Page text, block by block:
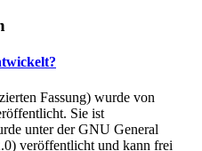
Fassung) wurde von
Sie ist
unter der GNU General
veröffentlicht und kann frei